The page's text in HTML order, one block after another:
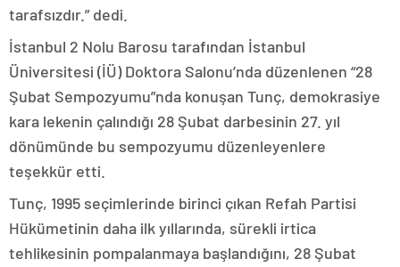
tarafsızdır.” dedi.
İstanbul 2 Nolu Barosu tarafından İstanbul
Üniversitesi (İÜ) Doktora Salonu’nda düzenlenen “28
Şubat Sempozyumu”nda konuşan Tunç, demokrasiye
kara lekenin çalındığı 28 Şubat darbesinin 27. yıl
dönümünde bu sempozyumu düzenleyenlere
teşekkür etti.
Tunç, 1995 seçimlerinde birinci çıkan Refah Partisi
Hükümetinin daha ilk yıllarında, sürekli irtica
tehlikesinin pompalanmaya başlandığını, 28 Şubat